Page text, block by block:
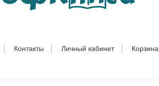
Контакты Личный кабинет Корзина